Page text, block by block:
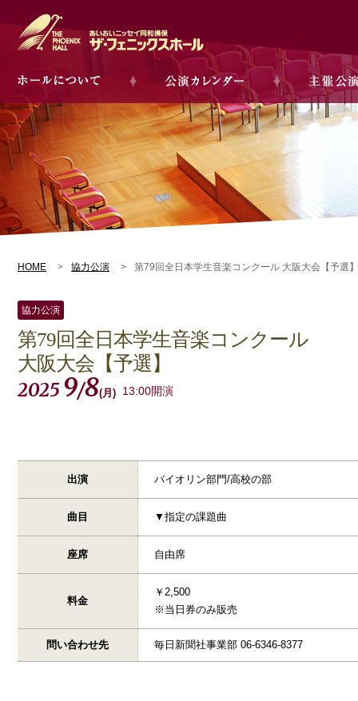
HOME 協力公演 第79回全日本学生音楽コンクール 大阪大会【予選】
協力公演
第79回全日本学生音楽コンクール
大阪大会【予選】
20259/8(月 ) 13:00開演
出演 バイオリン部門/高校の部
曲目 ▼指定の課題曲
座席 自由席
料金
￥2,500
※当日券のみ販売
問い合わせ先 毎日新聞社事業部 06-6346-8377